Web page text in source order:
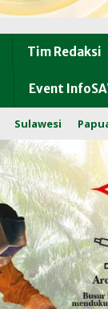
Tim Redaksi
Event
Sulawesi